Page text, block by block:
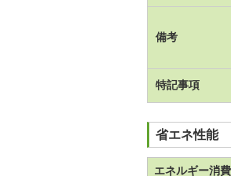
備考
特記事項
省エネ性能
エネルギー消